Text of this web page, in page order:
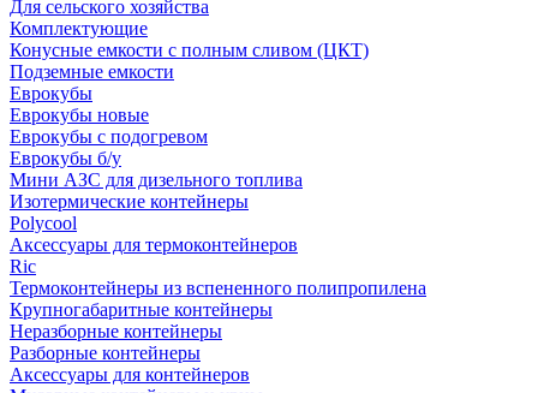
Для сельского хозяйства
Комплектующие
Конусные емкости с полным сливом (ЦКТ)
Подземные емкости
Еврокубы
Еврокубы новые
Еврокубы с подогревом
Еврокубы б/у
Мини АЗС для дизельного топлива
Изотермические контейнеры
Polycool
Аксессуары для термоконтейнеров
Ric
Термоконтейнеры из вспененного полипропилена
Крупногабаритные контейнеры
Неразборные контейнеры
Разборные контейнеры
Аксессуары для контейнеров